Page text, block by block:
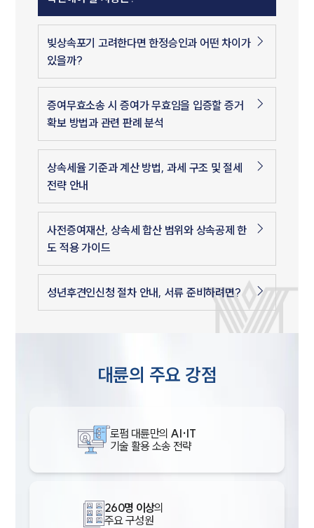
빚상속포기 고려한다면 한정승인과 어떤 차이가
있을까?
증여무효소송 시 증여가 무효임을 입증할 증거
확보 방법과 관련 판례 분석
상속세율 기준과 계산 방법, 과세 구조 및 절세
전략 안내
사전증여재산, 상속세 합산 범위와 상속공제 한
도 적용 가이드
성년후견인신청 절차 안내, 서류 준비하려면?
대륜의 주요 강점
로펌 대륜만의 AI·IT
기술 활용 소송 전략
260명 이상의
주요 구성원